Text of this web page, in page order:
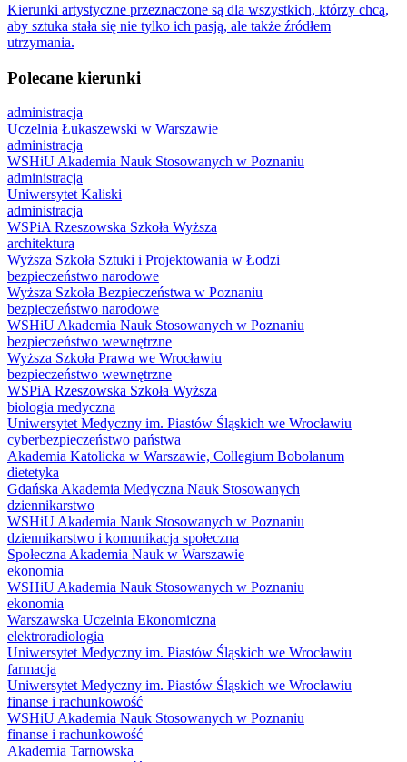
Kierunki artystyczne przeznaczone są dla wszystkich, którzy chcą,
aby sztuka stała się nie tylko ich pasją, ale także źródłem
utrzymania.
Polecane kierunki
administracja
Uczelnia Łukaszewski w Warszawie
administracja
WSHiU Akademia Nauk Stosowanych w Poznaniu
administracja
Uniwersytet Kaliski
administracja
WSPiA Rzeszowska Szkoła Wyższa
architektura
Wyższa Szkoła Sztuki i Projektowania w Łodzi
bezpieczeństwo narodowe
Wyższa Szkoła Bezpieczeństwa w Poznaniu
bezpieczeństwo narodowe
WSHiU Akademia Nauk Stosowanych w Poznaniu
bezpieczeństwo wewnętrzne
Wyższa Szkoła Prawa we Wrocławiu
bezpieczeństwo wewnętrzne
WSPiA Rzeszowska Szkoła Wyższa
biologia medyczna
Uniwersytet Medyczny im. Piastów Śląskich we Wrocławiu
cyberbezpieczeństwo państwa
Akademia Katolicka w Warszawie, Collegium Bobolanum
dietetyka
Gdańska Akademia Medyczna Nauk Stosowanych
dziennikarstwo
WSHiU Akademia Nauk Stosowanych w Poznaniu
dziennikarstwo i komunikacja społeczna
Społeczna Akademia Nauk w Warszawie
ekonomia
WSHiU Akademia Nauk Stosowanych w Poznaniu
ekonomia
Warszawska Uczelnia Ekonomiczna
elektroradiologia
Uniwersytet Medyczny im. Piastów Śląskich we Wrocławiu
farmacja
Uniwersytet Medyczny im. Piastów Śląskich we Wrocławiu
finanse i rachunkowość
WSHiU Akademia Nauk Stosowanych w Poznaniu
finanse i rachunkowość
Akademia Tarnowska